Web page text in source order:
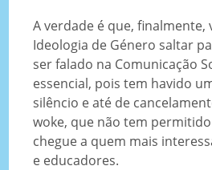
A verdade é que, finalmente,
Ideologia de Género saltar
ser falado na Comunicação
essencial, pois tem havido
silêncio e até de
woke, que não tem
chegue a quem mais
e educadores.